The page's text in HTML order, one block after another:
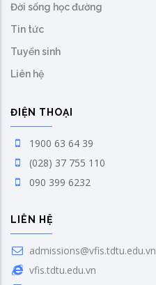
Đời sống học đường
Tin tức
Tuyển sinh
Liên hệ
ĐIỆN THOẠI
1900 63 64 39
(028) 37 755 110
090 399 6232
LIÊN HỆ
admissions@vfis.tdtu.edu.vn
vfis.tdtu.edu.vn